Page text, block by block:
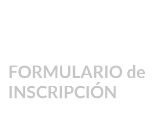
FORMULARIO de
INSCRIPCIÓN